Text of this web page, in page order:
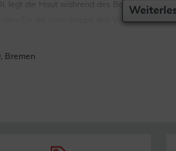
legt die Haut während des Badens, hilft
Sie die Innenkappe des
Bremen